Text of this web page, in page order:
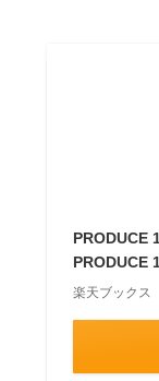
PRODUCE
PRODUCE
楽天ブックス